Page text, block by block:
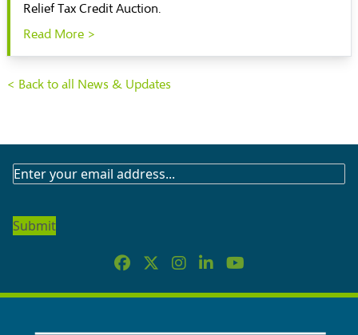
Relief Tax Credit Auction.
Read More >
< Back to all News & Updates
SUBSCRIBE
NEWSLETTER